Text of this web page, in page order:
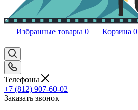
Избранные товары 0 Корзина 0
Телефоны
+7 (812) 907-60-02
Заказать звонок